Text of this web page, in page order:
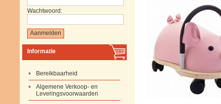
Wachtwoord:
Informatie
Bereikbaarheid
Algemene Verkoop- en
Leveringsvoorwaarden